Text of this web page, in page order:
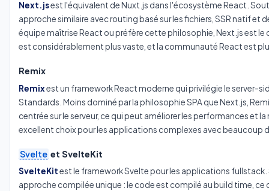
Next.jsest l'équivalent de Nuxt.js dans l'écosystème React.
approche similaire avec routing basé sur les fichiers, SSR natif et
équipe maîtrise React ou préfère cette philosophie, Next.js est le
est considérablement plus vaste, et la communauté React est
Remix
Remixest un framework React moderne qui privilégie le server-
Standards. Moins dominé par la philosophie SPA que Next.js,
centrée sur le serveur, ce qui peut améliorer les performances et
excellent choix pour les applications complexes avec beaucoup
Svelte et SvelteKit
SvelteKitest le framework Svelte pour les applications fullstack.
approche compilée unique : le code est compilé au build time, ce